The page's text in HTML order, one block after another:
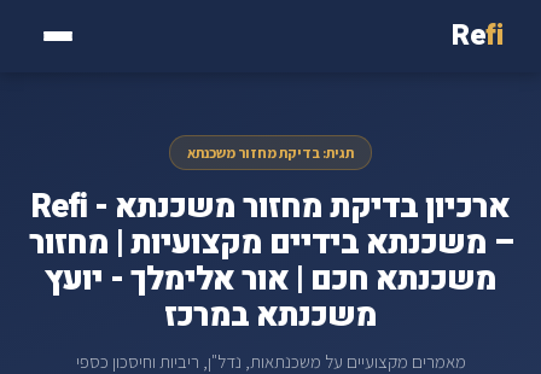
Refi
תגית: בדיקת מחזור משכנתא
ארכיון בדיקת מחזור משכנתא - Refi
– משכנתא בידיים מקצועיות | מחזור
משכנתא חכם | אור אלימלך - יועץ
משכנתא במרכז
מאמרים מקצועיים על משכנתאות, נדל"ן, ריביות וחיסכון כספי